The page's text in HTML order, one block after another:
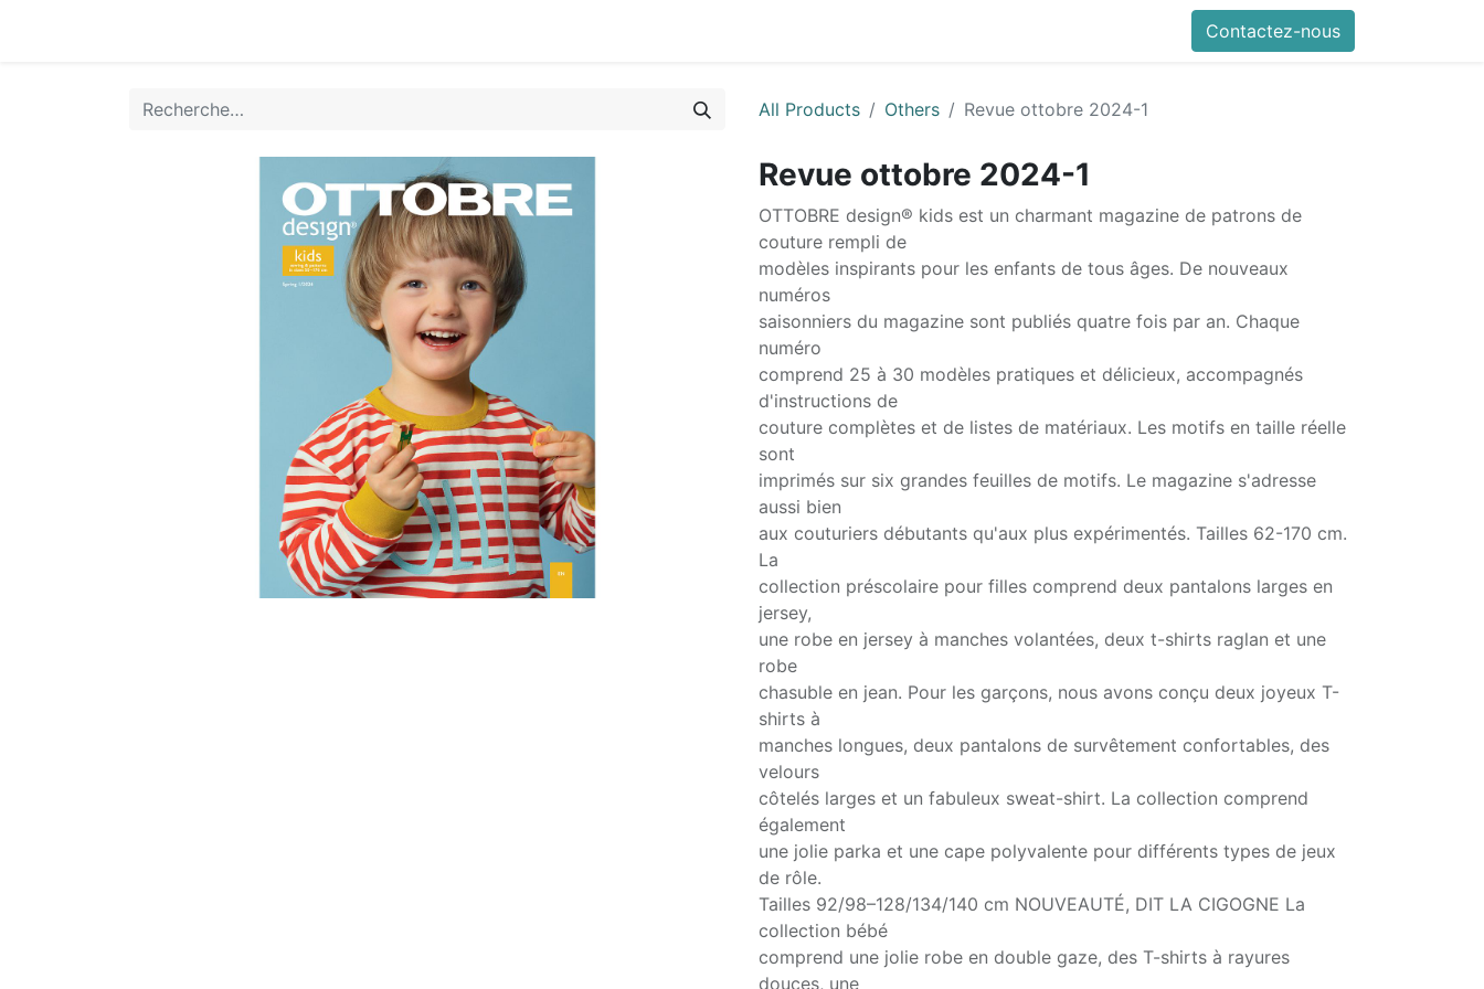
Contactez-nous
All Products Others Revue ottobre 2024-1
Revue ottobre 2024-1
OTTOBRE design® kids est un charmant magazine de patrons de
couture rempli de
modèles inspirants pour les enfants de tous âges. De nouveaux
numéros
saisonniers du magazine sont publiés quatre fois par an. Chaque
numéro
comprend 25 à 30 modèles pratiques et délicieux, accompagnés
d'instructions de
couture complètes et de listes de matériaux. Les motifs en taille réelle
sont
imprimés sur six grandes feuilles de motifs. Le magazine s'adresse
aussi bien
aux couturiers débutants qu'aux plus expérimentés. Tailles 62-170 cm.
La
collection préscolaire pour filles comprend deux pantalons larges en
jersey,
une robe en jersey à manches volantées, deux t-shirts raglan et une
robe
chasuble en jean. Pour les garçons, nous avons conçu deux joyeux T-
shirts à
manches longues, deux pantalons de survêtement confortables, des
velours
côtelés larges et un fabuleux sweat-shirt. La collection comprend
également
une jolie parka et une cape polyvalente pour différents types de jeux
de rôle.
Tailles 92/98–128/134/140 cm NOUVEAUTÉ, DIT LA CIGOGNE La
collection bébé
comprend une jolie robe en double gaze, des T-shirts à rayures
douces, une